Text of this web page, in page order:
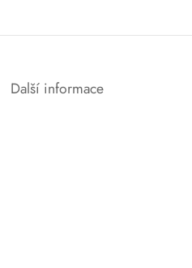
Další informace